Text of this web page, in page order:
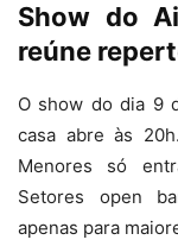
Show do
reúne
O show do dia 9
casa abre às
Menores só
Setores open
apenas para